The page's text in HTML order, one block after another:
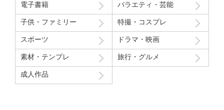
電子書籍 バラエティ・芸能
子供・ファミリー 特撮・コスプレ
スポーツ ドラマ・映画
素材・テンプレ 旅行・グルメ
成人作品